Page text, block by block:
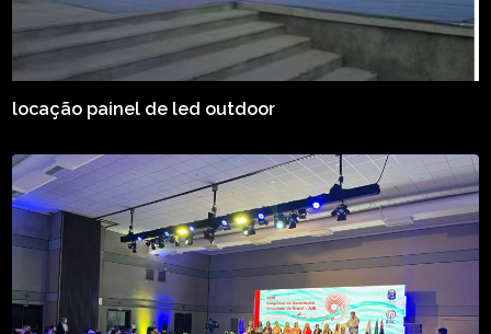
locação painel de led outdoor